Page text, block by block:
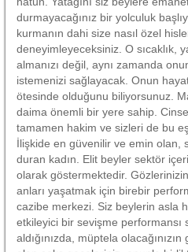
durmayacağınız bir yolculuk
kurmanın dahi size nasıl özel
deneyimleyeceksiniz. O sıcaklık,
almanızı değil, aynı zamanda
istemenizi sağlayacak. Onun
ötesinde olduğunu biliyorsunuz.
daima önemli bir yere sahip.
tamamen hakim ve sizleri de bu
İlişkide en güvenilir ve emin olan,
duran kadın. Elit beyler sektör
olarak göstermektedir.
anları yaşatmak için birebir
cazibe merkezi. Siz beylerin asla
etkileyici bir sevişme performansı
aldığınızda, müptela